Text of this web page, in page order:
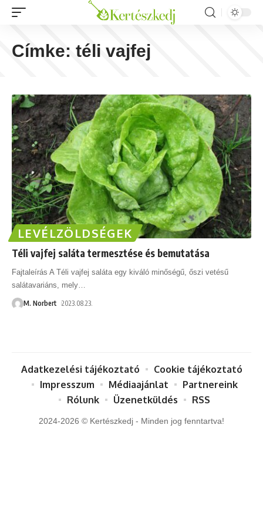
Címke: téli vajfej
LEVÉLZÖLDSÉGEK
Téli vajfej saláta termesztése és bemutatása
Fajtaleírás A Téli vajfej saláta egy kiváló minőségű, őszi vetésű
salátavariáns, mely
M. Norbert 2023.08.23.
2024-2026 © Kertészkedj - Minden jog fenntartva!
Adatkezelési tájékoztató
Cookie tájékoztató
Impresszum
Médiaajánlat
Partnereink
Rólunk
Üzenetküldés RSS